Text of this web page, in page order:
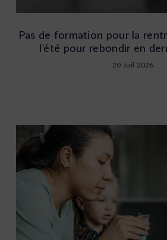
Pas de formation pour la
l’été pour rebondir en
20 Juil 2026